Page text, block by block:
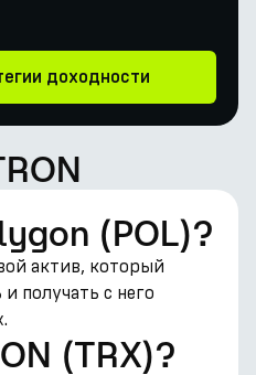
доходности
(POL)?
актив, который
получать с него
(TRX)?